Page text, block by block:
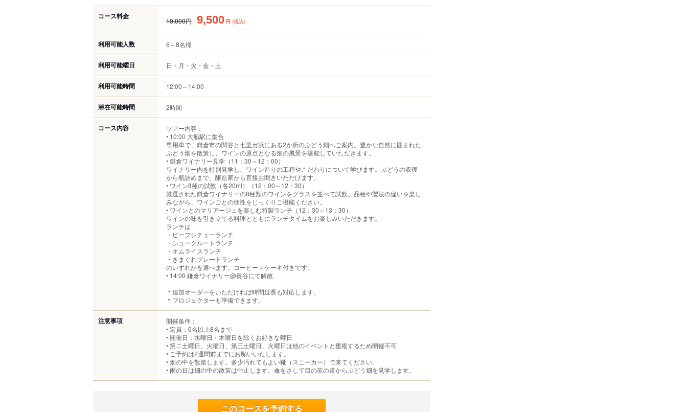
コース料金
10,000円 9,500 円 (税込)
利用可能人数 6～8名様
利用可能曜日 日・月・火・金・土
利用可能時間 12:00～14:00
滞在可能時間 2時間
コース内容
ツアー内容：
• 10:00 大船駅に集合
専用車で、鎌倉市の関谷と七里ガ浜にある2か所のぶどう畑へご案内。豊かな自然に囲まれた
ぶどう畑を散策し、ワインの原点となる畑の風景を堪能していただきます。
• 鎌倉ワイナリー見学（11：30～12：00）
ワイナリー内を特別見学し、ワイン造りの工程やこだわりについて学びます。ぶどうの収穫
から瓶詰めまで、醸造家から直接お聞きいただけます。
• ワイン8種の試飲（各20ml）（12：00～12：30）
厳選された鎌倉ワイナリーの8種類のワインをグラスを並べて試飲。品種や製法の違いを楽し
みながら、ワインごとの個性をじっくりご堪能ください。
• ワインとのマリアージュを楽しむ特製ランチ（12：30～13：30）
ワインの味を引き立てる料理とともにランチタイムをお楽しみいただきます。
ランチは
・ビーフシチューランチ
・シュークルートランチ
・オムライスランチ
・きまぐれプレートランチ
のいずれかを選べます。コーヒー＋ケーキ付きです。
• 14:00 鎌倉ワイナリー@長谷にて解散
＊追加オーダーをいただければ時間延長も対応します。
＊プロジェクターも準備できます。
注意事項
開催条件：
• 定員：6名以上8名まで
• 開催日：水曜日・木曜日を除くお好きな曜日
• 第二土曜日、火曜日、第三土曜日、火曜日は他のイベントと重複するため開催不可
• ご予約は2週間前までにお願いいたします。
• 畑の中を散策します。多少汚れてもよい靴（スニーカー）で来てください。
• 雨の日は畑の中の散策は中止します。傘をさして目の前の道からぶどう畑を見学します。
このコースを予約する